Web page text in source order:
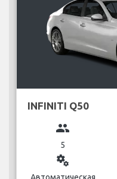
INFINITI Q50
group
5
miscellaneous_services